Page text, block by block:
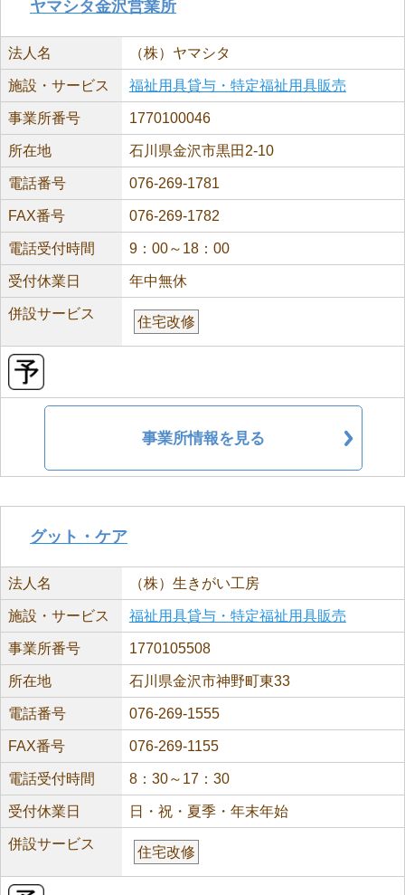
ヤマシタ金沢営業所
法人名 （株）ヤマシタ
施設・サービス 福祉用具貸与・特定福祉用具販売
事業所番号 1770100046
所在地 石川県金沢市黒田2-10
電話番号 076-269-1781
FAX番号 076-269-1782
電話受付時間 9：00～18：00
受付休業日 年中無休
併設サービス
住宅改修
事業所情報を見る
グット・ケア
法人名 （株）生きがい工房
施設・サービス 福祉用具貸与・特定福祉用具販売
事業所番号 1770105508
所在地 石川県金沢市神野町東33
電話番号 076-269-1555
FAX番号 076-269-1155
電話受付時間 8：30～17：30
受付休業日 日・祝・夏季・年末年始
併設サービス
住宅改修